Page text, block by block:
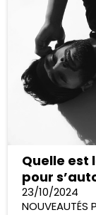
Quelle est
pour
23/10/2024
NOUVEAUTÉS